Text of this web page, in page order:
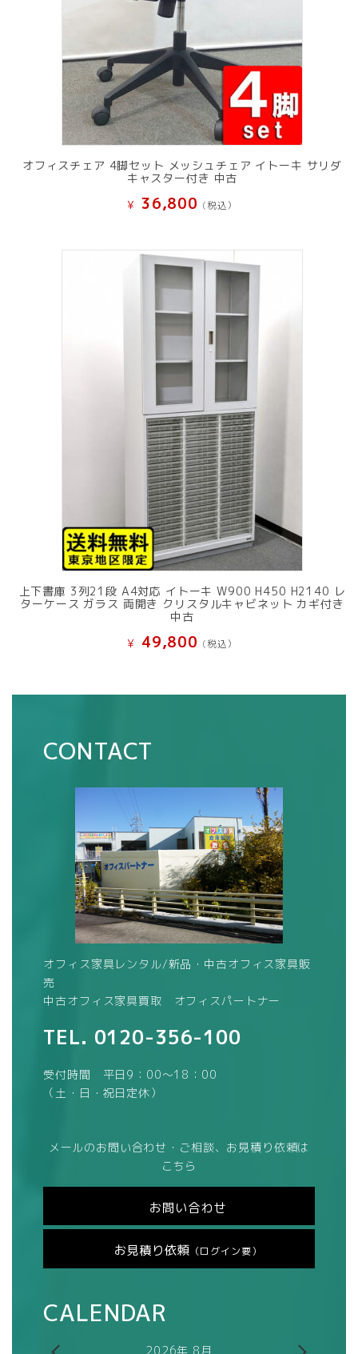
オフィスチェア 4脚セット メッシュチェア イトーキ サリダ
キャスター付き 中古
¥ 36,800 (税込）
上下書庫 3列21段 A4対応 イトーキ W900 H450 H2140 レ
ターケース ガラス 両開き クリスタルキャビネット カギ付き
中古
¥ 49,800 (税込）
CONTACT
オフィス家具レンタル/新品・中古オフィス家具販
売
中古オフィス家具買取 オフィスパートナー
TEL. 0120-356-100
受付時間 平日9：00～18：00
（土・日・祝日定休）
メールのお問い合わせ・ご相談、お見積り依頼は
こちら
お問い合わせ
お見積り依頼 （ログイン要）
CALENDAR
2026年 8月